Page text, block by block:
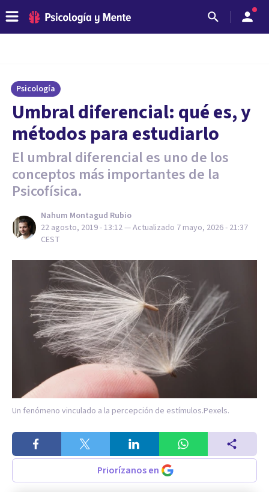
Psicología
Umbral diferencial: qué es, y
métodos para estudiarlo
El umbral diferencial es uno de los
conceptos más importantes de la
Psicofísica.
Nahum Montagud Rubio
22 agosto, 2019 - 13:12— Actualizado 7 mayo, 2026 - 21:37
CEST
Un fenómeno vinculado a la percepción de estímulos.Pexels.
Priorízanos en